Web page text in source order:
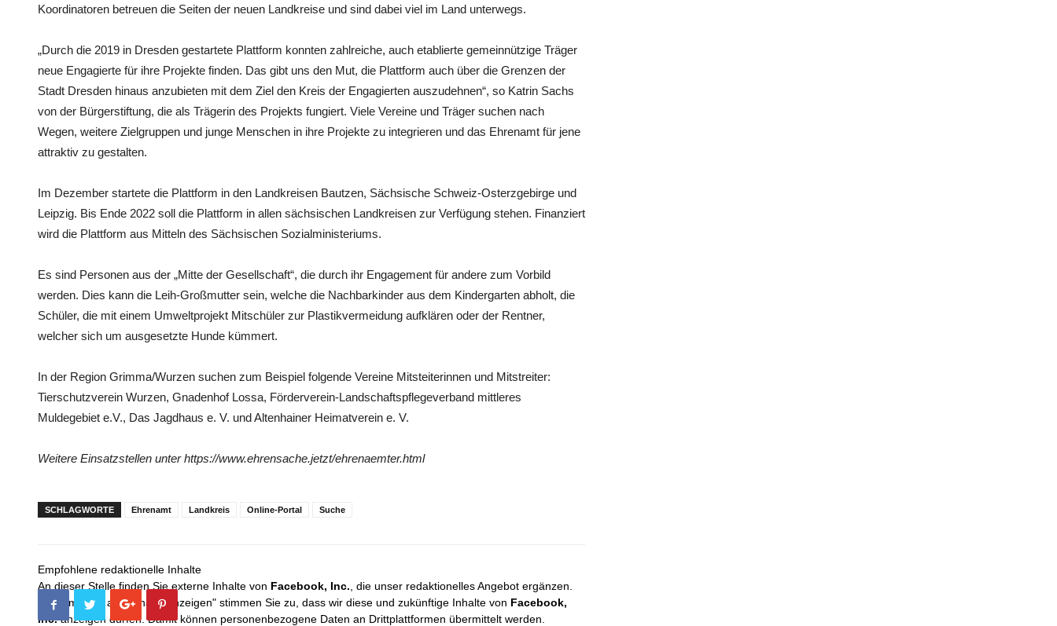
Koordinatoren betreuen die Seiten der neuen Landkreise und sind dabei viel im Land unterwegs.
„Durch die 2019 in Dresden gestartete Plattform konnten zahlreiche, auch etablierte gemeinnützige Träger
neue Engagierte für ihre Projekte finden. Das gibt uns den Mut, die Plattform auch über die Grenzen der
Stadt Dresden hinaus anzubieten mit dem Ziel den Kreis der Engagierten auszudehnen“, so Katrin Sachs
von der Bürgerstiftung, die als Trägerin des Projekts fungiert. Viele Vereine und Träger suchen nach
Wegen, weitere Zielgruppen und junge Menschen in ihre Projekte zu integrieren und das Ehrenamt für jene
attraktiv zu gestalten.
Im Dezember startete die Plattform in den Landkreisen Bautzen, Sächsische Schweiz-Osterzgebirge und
Leipzig. Bis Ende 2022 soll die Plattform in allen sächsischen Landkreisen zur Verfügung stehen. Finanziert
wird die Plattform aus Mitteln des Sächsischen Sozialministeriums.
Es sind Personen aus der „Mitte der Gesellschaft“, die durch ihr Engagement für andere zum Vorbild
werden. Dies kann die Leih-Großmutter sein, welche die Nachbarkinder aus dem Kindergarten abholt, die
Schüler, die mit einem Umweltprojekt Mitschüler zur Plastikvermeidung aufklären oder der Rentner,
welcher sich um ausgesetzte Hunde kümmert.
In der Region Grimma/Wurzen suchen zum Beispiel folgende Vereine Mitsteiterinnen und Mitstreiter:
Tierschutzverein Wurzen, Gnadenhof Lossa, Förderverein-Landschaftspflegeverband mittleres
Muldegebiet e.V., Das Jagdhaus e. V. und Altenhainer Heimatverein e. V.
Weitere Einsatzstellen unter https://www.ehrensache.jetzt/ehrenaemter.html
SCHLAGWORTE Ehrenamt Landkreis Online-Portal Suche
Empfohlene redaktionelle Inhalte
An dieser Stelle finden Sie externe Inhalte von Facebook, Inc. , die unser redaktionelles Angebot ergänzen.
Mit dem Klick auf "Inhalte anzeigen" stimmen Sie zu, dass wir diese und zukünftige Inhalte von Facebook,
Inc.anzeigen dürfen. Damit können personenbezogene Daten an Drittplattformen übermittelt werden.